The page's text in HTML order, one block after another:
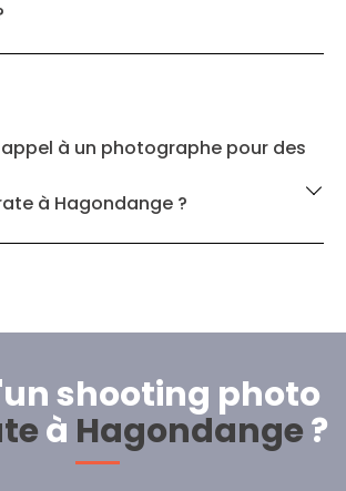
à un photographe pour des
à Hagondange ?
shooting photo
à Hagondange?